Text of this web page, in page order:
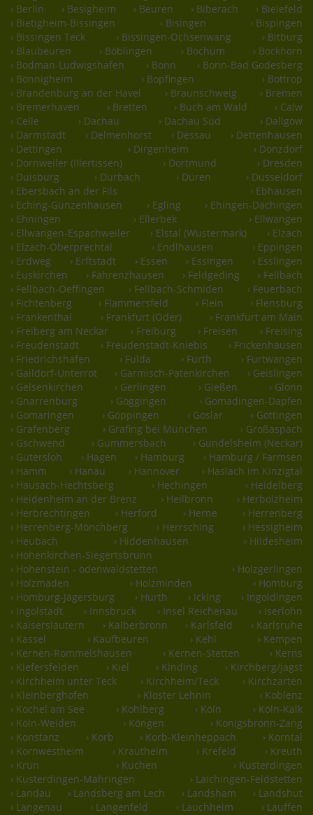
› Berlin
› Besigheim › Beuren › Biberach
› Bielefeld
› Bietigheim-Bissingen
› Bisingen
› Bispingen
› Bissingen Teck
› Bissingen-Ochsenwang
› Bitburg
› Blaubeuren
› Böblingen › Bochum
› Bockhorn
› Bodman-Ludwigshafen
› Bonn
› Bonn-Bad Godesberg
› Bönnigheim
› Bopfingen
› Bottrop
› Brandenburg an der Havel
› Braunschweig
› Bremen
› Bremerhaven
› Bretten › Buch am Wald
› Calw
› Celle
› Dachau › Dachau Süd
› Dallgow
› Darmstadt
› Delmenhorst › Dessau
› Dettenhausen
› Dettingen
› Dirgenheim
› Donzdorf
› Dornweiler (Illertissen)
› Dortmund
› Dresden
› Duisburg
› Durbach › Düren
› Düsseldorf
› Ebersbach an der Fils
› Ebhausen
› Eching-Günzenhausen
› Egling
› Ehingen-Dächingen
› Ehningen
› Ellerbek
› Ellwangen
› Ellwangen-Espachweiler
› Elstal (Wustermark)
› Elzach
› Elzach-Oberprechtal
› Endlhausen
› Eppingen
› Erdweg
› Erftstadt › Essen › Essingen
› Esslingen
› Euskirchen
› Fahrenzhausen › Feldgeding
› Fellbach
› Fellbach-Oeffingen
› Fellbach-Schmiden
› Feuerbach
› Fichtenberg
› Flammersfeld › Flein
› Flensburg
› Frankenthal
› Frankfurt (Oder)
› Frankfurt am Main
› Freiberg am Neckar
› Freiburg › Freisen
› Freising
› Freudenstadt
› Freudenstadt-Kniebis
› Frickenhausen
› Friedrichshafen
› Fulda › Fürth
› Furtwangen
› Gaildorf-Unterrot
› Garmisch-Patenkirchen
› Geislingen
› Gelsenkirchen
› Gerlingen › Gießen
› Glonn
› Gnarrenburg
› Göggingen
› Gomadingen-Dapfen
› Gomaringen
› Göppingen › Goslar
› Göttingen
› Grafenberg
› Grafing bei München
› Großaspach
› Gschwend
› Gummersbach
› Gundelsheim (Neckar)
› Gütersloh
› Hagen › Hamburg
› Hamburg / Farmsen
› Hamm
› Hanau › Hannover
› Haslach im Kinzigtal
› Hausach-Hechtsberg
› Hechingen
› Heidelberg
› Heidenheim an der Brenz
› Heilbronn
› Herbolzheim
› Herbrechtingen
› Herford › Herne
› Herrenberg
› Herrenberg-Mönchberg
› Herrsching
› Hessigheim
› Heubach
› Hiddenhausen
› Hildesheim
› Höhenkirchen-Siegertsbrunn
› Hohenstein - ödenwaldstetten
› Holzgerlingen
› Holzmaden
› Holzminden
› Homburg
› Homburg-Jägersburg
› Hürth › Icking
› Ingoldingen
› Ingolstadt
› Innsbruck › Insel Reichenau
› Iserlohn
› Kaiserslautern
› Kälberbronn › Karlsfeld
› Karlsruhe
› Kassel
› Kaufbeuren › Kehl
› Kempen
› Kernen-Rommelshausen
› Kernen-Stetten
› Kerns
› Kiefersfelden
› Kiel › Kinding
› Kirchberg/jagst
› Kirchheim unter Teck
› Kirchheim/Teck
› Kirchzarten
› Kleinberghofen
› Kloster Lehnin
› Koblenz
› Kochel am See
› Kohlberg › Köln
› Köln-Kalk
› Köln-Weiden
› Köngen
› Königsbronn-Zang
› Konstanz
› Korb › Korb-Kleinheppach
› Korntal
› Kornwestheim
› Krautheim › Krefeld
› Kreuth
› Krün
› Kuchen
› Kusterdingen
› Kusterdingen-Mähringen
› Laichingen-Feldstetten
› Landau
› Landsberg am Lech › Landsham
› Landshut
› Langenau
› Langenfeld › Lauchheim
› Lauffen